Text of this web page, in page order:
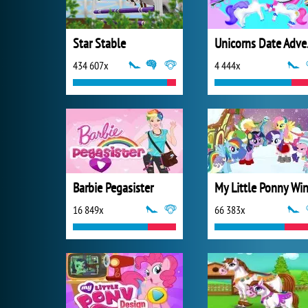
Star Stable
434 607x 4 444x
Barbie Pegasister
16 849x 66 383x